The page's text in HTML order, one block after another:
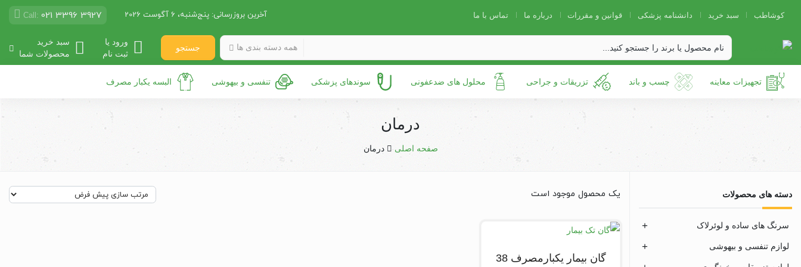
کوشاطب سبد خرید دانشنامه پزشکی قوانین و مقررات درباره ما تماس با ما آخرین بروزرسانی: پنج‌شنبه، 6 آگوست 2026 Call: 021 3396 3927
همه دسته بندی ها جستجو
ورود یا
ثبت نام
سبد خرید
محصولات شما
تجهیزات معاینه چسب و باند تزریقات و جراحی محلول های ضدعفونی سوندهای پزشکی تنفسی و بیهوشی البسه یکبار مصرف
درمان
صفحه اصلی درمان
دسته های محصولات
سرنگ های ساده و لوئرلاک
لوازم تنفسی و بیهوشی
یک محصول موجود است
گان بیمار یکبارمصرف 38